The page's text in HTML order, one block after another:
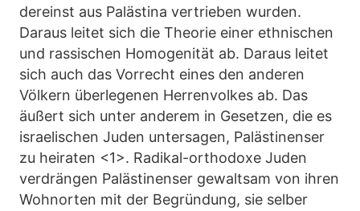
dereinst aus Palästina vertrieben wurden.
Daraus leitet sich die Theorie einer ethnischen
und rassischen Homogenität ab. Daraus leitet
sich auch das Vorrecht eines den anderen
Völkern überlegenen Herrenvolkes ab. Das
äußert sich unter anderem in Gesetzen, die es
israelischen Juden untersagen, Palästinenser
zu heiraten <1>. Radikal-orthodoxe Juden
verdrängen Palästinenser gewaltsam von ihren
Wohnorten mit der Begründung, sie selber